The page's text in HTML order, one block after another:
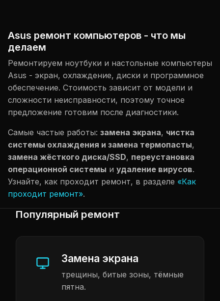
Asus ремонт компьютеров - что мы
делаем
Ремонтируем ноутбуки и настольные компьютеры
Asus - экран, охлаждение, диски и программное
обеспечение. Стоимость зависит от модели и
сложности неисправности, поэтому точное
предложение готовим после диагностики.
Самые частые работы: замена экрана, чистка
системы охлаждения и замена термопасты,
замена жёсткого диска/SSD, переустановка
операционной системы и удаление вирусов.
Узнайте, как проходит ремонт, в разделе «Как
проходит ремонт».
Популярный ремонт
Замена экрана
трещины, битые зоны, тёмные
пятна.